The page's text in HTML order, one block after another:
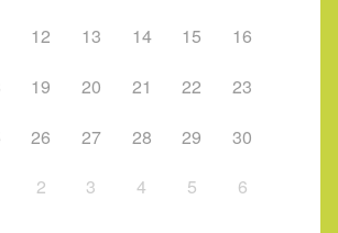
12 13 14 15
16
19 20 21 22
23
26 27 28 29
30
2 3 4 5 6